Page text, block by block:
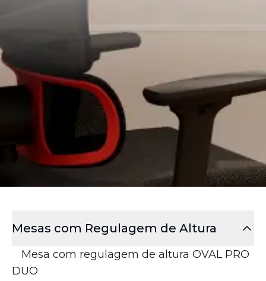
Mesas com Regulagem de Altura
Mesa com regulagem de altura OVAL PRO
DUO